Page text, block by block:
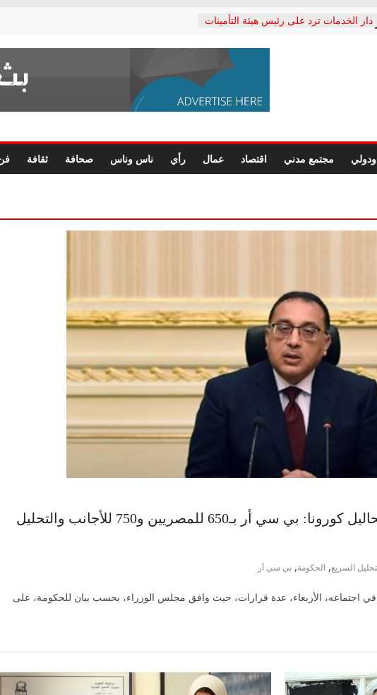
دار الخدمات ترد على رئيس هيئة التأمينات
معاناة أصحاب المعاشات.. ونطالب بكشف
فرحات سليمان يكتب: القطاع الصحي إلى
حزب التحالف الشعبي يطلق لجنة “الحق
صور .. اعتماد الرسومات النهائية للقرار
الوزاري لمدينة الصحفيين.. وانتهاء أعمال
إنشاء المبنى الإداري
قرينة البراءة وضمانات المحاكمة العادلة
حق أصيل
مجتمع مدني اقتصاد عمال رأي ناس وناس صحافة ثقافة
الحكومة تُعلن تخفيض أسعار تحاليل كورونا: بي سي أر بـ650 للمصريين و750 للأجانب والتحليل
السريع, الحكومة, بي سي أر
اجتماعه، الأربعاء، عدة قرارات، حيث وافق مجلس الوزراء، بحسب بيان للحكومة، على
مصر ناس وناس